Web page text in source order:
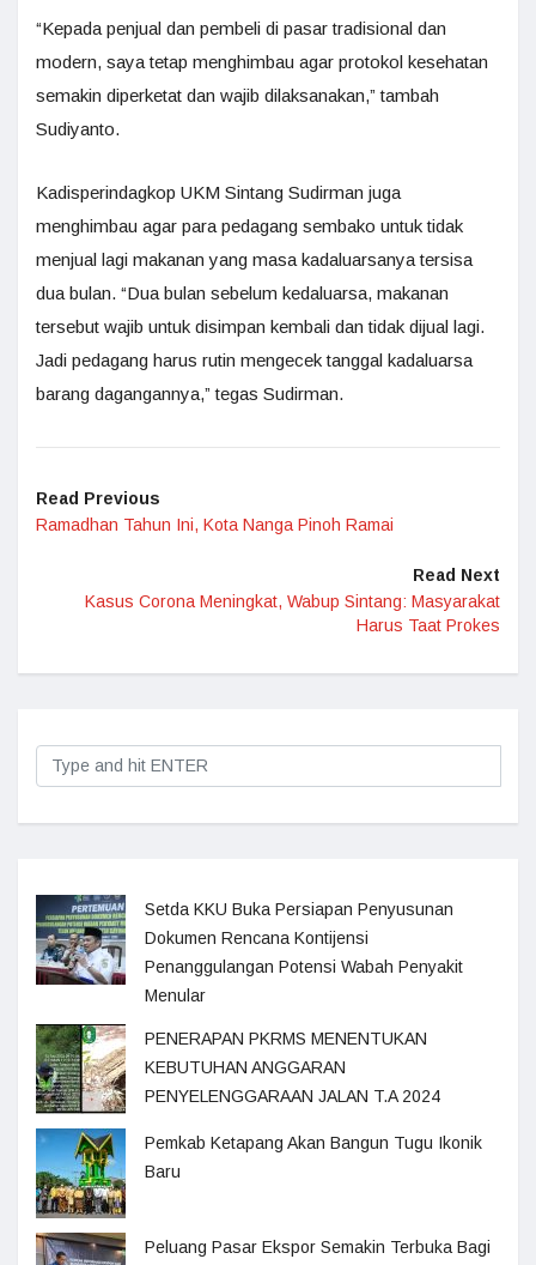
“Kepada penjual dan pembeli di pasar tradisional dan
modern, saya tetap menghimbau agar protokol kesehatan
semakin diperketat dan wajib dilaksanakan,” tambah
Sudiyanto.
Kadisperindagkop UKM Sintang Sudirman juga
menghimbau agar para pedagang sembako untuk tidak
menjual lagi makanan yang masa kadaluarsanya tersisa
dua bulan. “Dua bulan sebelum kedaluarsa, makanan
tersebut wajib untuk disimpan kembali dan tidak dijual lagi.
Jadi pedagang harus rutin mengecek tanggal kadaluarsa
barang dagangannya,” tegas Sudirman.
Read Previous
Ramadhan Tahun Ini, Kota Nanga Pinoh Ramai
Read Next
Kasus Corona Meningkat, Wabup Sintang: Masyarakat
Harus Taat Prokes
Setda KKU Buka Persiapan Penyusunan
Dokumen Rencana Kontijensi
Penanggulangan Potensi Wabah Penyakit
Menular
PENERAPAN PKRMS MENENTUKAN
KEBUTUHAN ANGGARAN
PENYELENGGARAAN JALAN T.A 2024
Pemkab Ketapang Akan Bangun Tugu Ikonik
Baru
Peluang Pasar Ekspor Semakin Terbuka Bagi